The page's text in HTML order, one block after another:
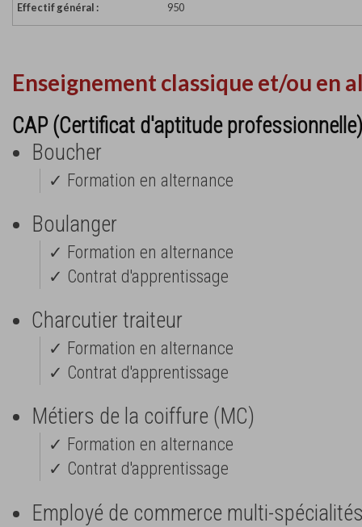
Effectif général : 950
Enseignement classique et/ou en
CAP (Certificat d'aptitude professionnelle)
Boucher
✓ Formation en alternance
Boulanger
✓ Formation en alternance
✓ Contrat d'apprentissage
Charcutier traiteur
✓ Formation en alternance
✓ Contrat d'apprentissage
Métiers de la coiffure (MC)
✓ Formation en alternance
✓ Contrat d'apprentissage
Employé de commerce multi-